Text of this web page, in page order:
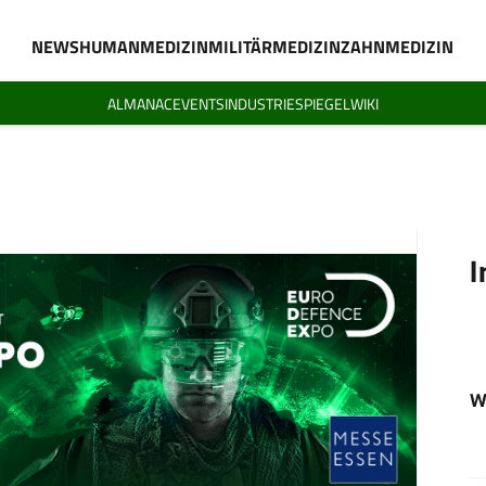
NEWSHUMANMEDIZINMILITÄRMEDIZINZAHNMEDIZIN
ALMANACEVENTSINDUSTRIESPIEGELWIKI